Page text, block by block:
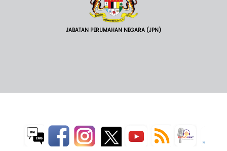
JABATAN PERUMAHAN NEGARA (JPN)